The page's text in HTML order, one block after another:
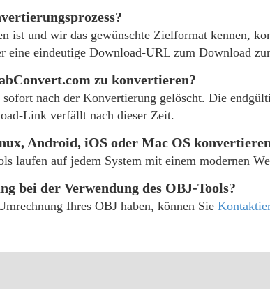
ist und wir das gewünschte Zielformat kennen,
eine eindeutige Download-URL zum Download
zu konvertieren?
nach der Konvertierung gelöscht. Die
Link verfällt nach dieser Zeit.
Android, iOS oder Mac OS
laufen auf jedem System mit einem modernen
bei der Verwendung des OBJ-Tools?
Ihres OBJ haben, können Sie